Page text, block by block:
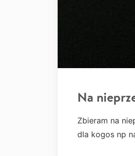
Na
Zbieram na
dla kogos np